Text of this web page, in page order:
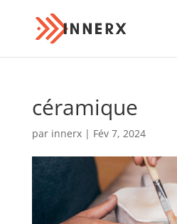
céramique
par innerx| Fév 7, 2024